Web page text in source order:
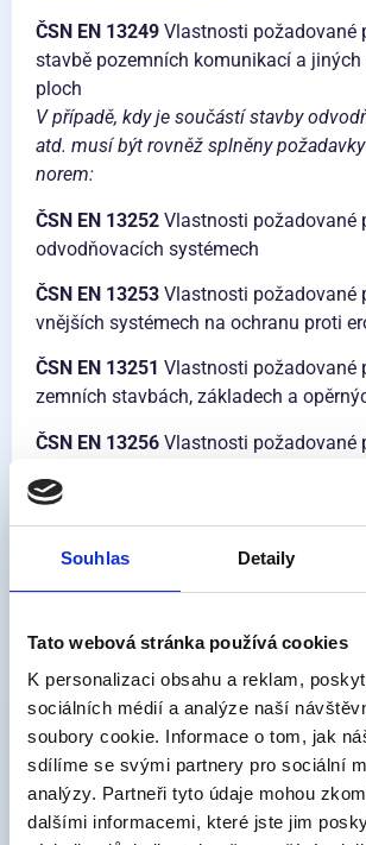
Souhlas Detaily
Tato webová stránka používá cookies
K personalizaci obsahu a reklam,
sociálních médií a analýze naší
soubory cookie. Informace o tom, jak
sdílíme se svými partnery pro sociální
analýzy. Partneři tyto údaje mohou
dalšími informacemi, které jste jim
ČSN EN 13249 Vlastnosti požadované
stavbě pozemních komunikací a jiných
ploch
V případě, kdy je součástí stavby
atd. musí být rovněž splněny
norem:
ČSN EN 13252 Vlastnosti požadované
odvodňovacích systémech
ČSN EN 13253 Vlastnosti požadované
vnějších systémech na ochranu proti
ČSN EN 13251 Vlastnosti požadované
zemních stavbách, základech a
ČSN EN 13256 Vlastnosti požadované
použití při stavbě pozemních
použití v zemních stavbách, základech
konstrukcích
H = výška stavby
Hc = pro pozemní komunikace a jiné
výška v místě, kde je převládající
pro železnice: rozdíl výšky mezi